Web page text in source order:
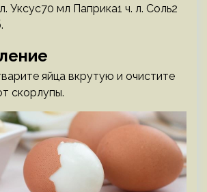
Уксус70 мл Паприка1 ч. л. Соль2
яйца вкрутую и очистите
скорлупы.